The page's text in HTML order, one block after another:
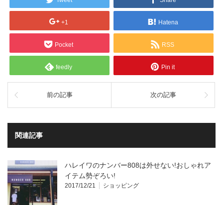
+1 Hatena
Pocket RSS
feedly Pin it
前の記事 次の記事
関連記事
ハレイワのナンバー808は外せない!おしゃれア
イテム勢ぞろい!
2017/12/21 ショッピング